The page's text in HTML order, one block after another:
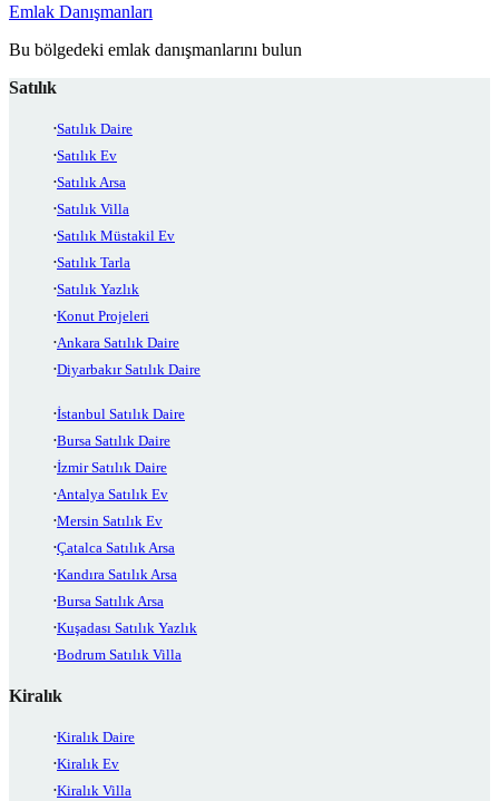
Emlak Danışmanları
Bu bölgedeki emlak danışmanlarını bulun
Satılık
Satılık Daire
Satılık Ev
Satılık Arsa
Satılık Villa
Satılık Müstakil Ev
Satılık Tarla
Satılık Yazlık
Konut Projeleri
Ankara Satılık Daire
Diyarbakır Satılık Daire
İstanbul Satılık Daire
Bursa Satılık Daire
İzmir Satılık Daire
Antalya Satılık Ev
Mersin Satılık Ev
Çatalca Satılık Arsa
Kandıra Satılık Arsa
Bursa Satılık Arsa
Kuşadası Satılık Yazlık
Bodrum Satılık Villa
Kiralık
Kiralık Daire
Kiralık Ev
Kiralık Villa